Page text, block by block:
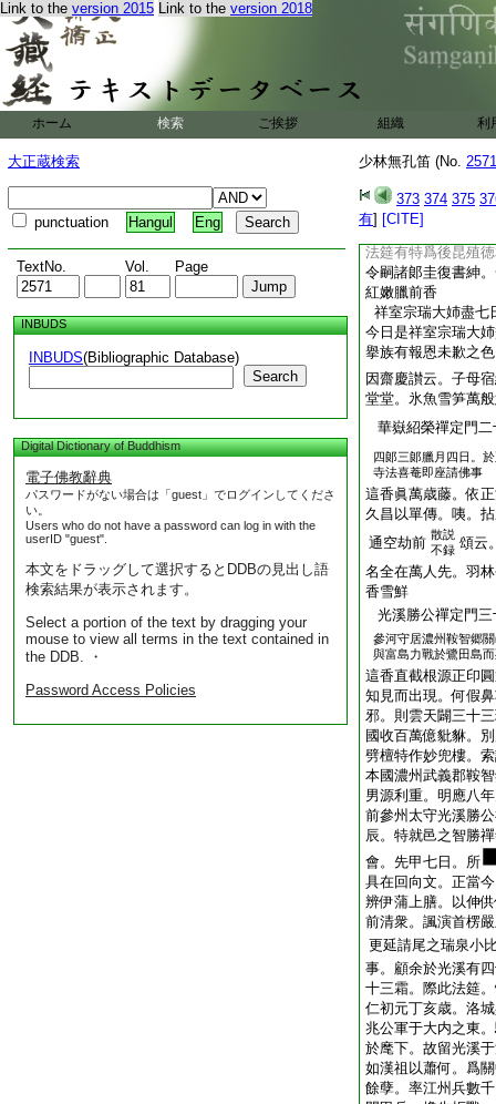
Link to the version 2015 Link to the version 2018
ホーム 検索 ご挨拶 組織 利
大正蔵検索
punctuation Hangul Eng
TextNo. Vol. Page
INBUDS
INBUDS(Bibliographic Database)
Search
Digital Dictionary of Buddhism
電子佛教辭典
パスワードがない場合は「guest」でログインしてくださ
い。
Users who do not have a password can log in with the
userID "guest".
本文をドラッグして選択するとDDBの見出し語
検索結果が表示されます。
Select a portion of the text by dragging your
mouse to view all terms in the text contained in
the DDB. ・
Password Access Policies
少林無孔笛 (No.
373 374 375
有] [CITE]
南無古佛香
眼沙鴎會不得。梅
武庫仁嶽紹義禪定
西南蜀閩彎弓論達
巧。架閣富多景。
實而藉藉。質兼文
師之風。參克符大
弄濡首獅子嚬。峭
轆轆夜裡崑崙推兎
法筵有特爲後昆殖
令嗣諸郞圭復書紳
紅嫩臘前香
祥室宗瑞大姉盡七
今日是祥室宗瑞大
擧族有報恩未歉之
因齋慶讃云。子母
堂堂。氷魚雪笋萬
華嶽紹榮禪定門
四郞三郞臘月四日。
寺法喜菴即座請佛事
這香眞萬歳藤。依
久昌以單傳。咦。
通空劫前 散説
不録 頌云
名全在萬人先。羽
香雪鮮
光溪勝公禪定門
參河守居濃州鞍智郷
與富島力戰於鷺田島
這香直截根源正印
知見而出現。何假
邪。則雲天闢三十
國收百萬億豼貅。
劈檀特作妙兜樓。
本國濃州武義郡鞍
男源利重。明應八
前參州太守光溪勝
辰。特就邑之智勝
會。先甲七日。所
具在回向文。正當
辨伊蒲上膳。以伸
前清衆。諷演首楞
更延請尾之瑞泉小
事。顧余於光溪有
十三霜。際此法筵
仁初元丁亥歳。洛
兆公軍于大内之東
於麾下。故留光溪
如漢祖以蕭何。爲
餘孽。率江州兵數